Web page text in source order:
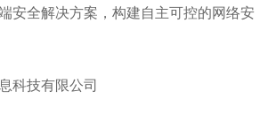
安全解决方案，构建自主可控的网络安
科技有限公司